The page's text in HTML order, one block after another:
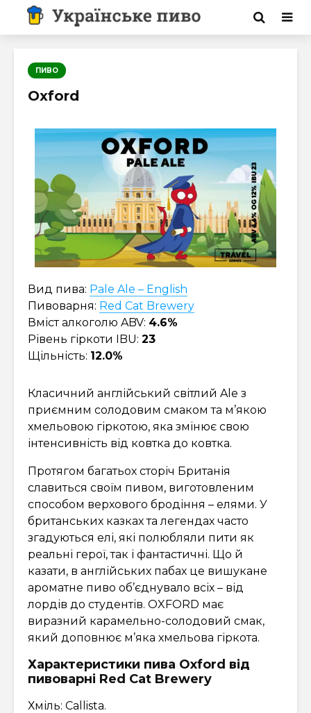
ПИВО
Oxford
Вид пива: Pale Ale – English
Пивоварня: Red Cat Brewery
Вміст алкоголю ABV: 4.6%
Рівень гіркоти IBU: 23
Щільність: 12.0%
Класичний англійський світлий Ale з
приємним солодовим смаком та м’якою
хмельовою гіркотою, яка змінює свою
інтенсивність від ковтка до ковтка.
Протягом багатьох сторіч Британія
славиться своїм пивом, виготовленим
способом верхового бродіння – елями. У
британських казках та легендах часто
згадуються елі, які полюбляли пити як
реальні герої, так і фантастичні. Що й
казати, в англійських пабах це вишукане
ароматне пиво об’єднувало всіх – від
лордів до студентів. OXFORD має
виразний карамельно-солодовий смак,
який доповнює м’яка хмельова гіркота.
Характеристики пива Oxford від
пивоварні Red Cat Brewery
Хміль: Callista.